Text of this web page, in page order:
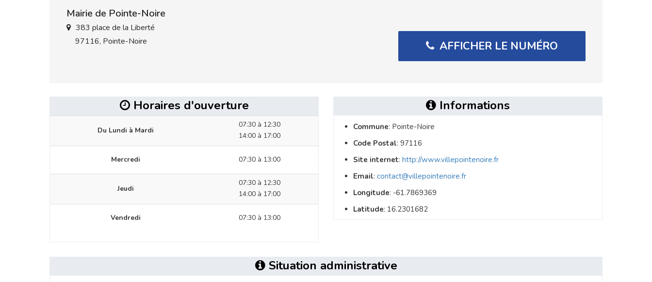
Mairie de Pointe-Noire
383 place de la Liberté
97116, Pointe-Noire
AFFICHER LE NUMÉRO
Horaires d'ouverture
Du Lundi à Mardi
07:30 à 12:30
14:00 à 17:00
Mercredi 07:30 à 13:00
Jeudi
07:30 à 12:30
14:00 à 17:00
Vendredi 07:30 à 13:00
Informations
Commune: Pointe-Noire
Code Postal: 97116
Site internet: http://www.villepointenoire.fr
Email: contact@villepointenoire.fr
Longitude: -61.7869369
Latitude: 16.2301682
Situation administrative